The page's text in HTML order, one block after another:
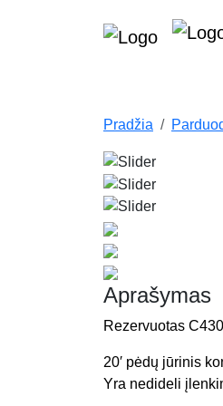
Pradžia
Aprašymas
Rezervuotas
20′ pėdų jūrinis
Yra nedideli